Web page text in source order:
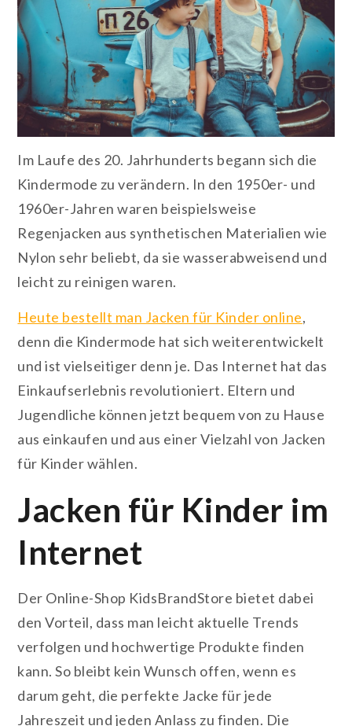
Im Laufe des 20. Jahrhunderts begann sich die
Kindermode zu verändern. In den 1950er- und
1960er-Jahren waren beispielsweise
Regenjacken aus synthetischen Materialien wie
Nylon sehr beliebt, da sie wasserabweisend und
leicht zu reinigen waren.
Heute bestellt man Jacken für Kinder online,
denn die Kindermode hat sich weiterentwickelt
und ist vielseitiger denn je. Das Internet hat das
Einkaufserlebnis revolutioniert. Eltern und
Jugendliche können jetzt bequem von zu Hause
aus einkaufen und aus einer Vielzahl von Jacken
für Kinder wählen.
Jacken für Kinder im
Internet
Der Online-Shop KidsBrandStore bietet dabei
den Vorteil, dass man leicht aktuelle Trends
verfolgen und hochwertige Produkte finden
kann. So bleibt kein Wunsch offen, wenn es
darum geht, die perfekte Jacke für jede
Jahreszeit und jeden Anlass zu finden. Die